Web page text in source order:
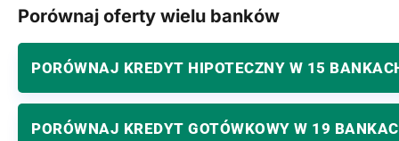
Porównaj oferty wielu banków
PORÓWNAJ KREDYT HIPOTECZNY W 15
PORÓWNAJ KREDYT GOTÓWKOWY W 19